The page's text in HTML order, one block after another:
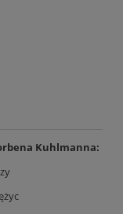
Kuhlmanna: